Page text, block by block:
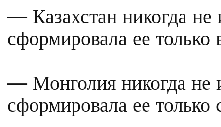
— Казахстан никогда не
сформировала ее
— Монголия никогда не
сформировала ее